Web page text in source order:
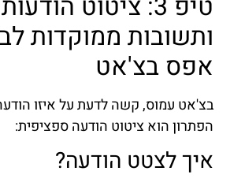
ותשובות ממוקדות
אפס בצ'אט
בצ'אט עמוס, קשה לדעת על איזו
הפתרון הוא ציטוט הודעה ספציפית:
איך לצטט הודעה?